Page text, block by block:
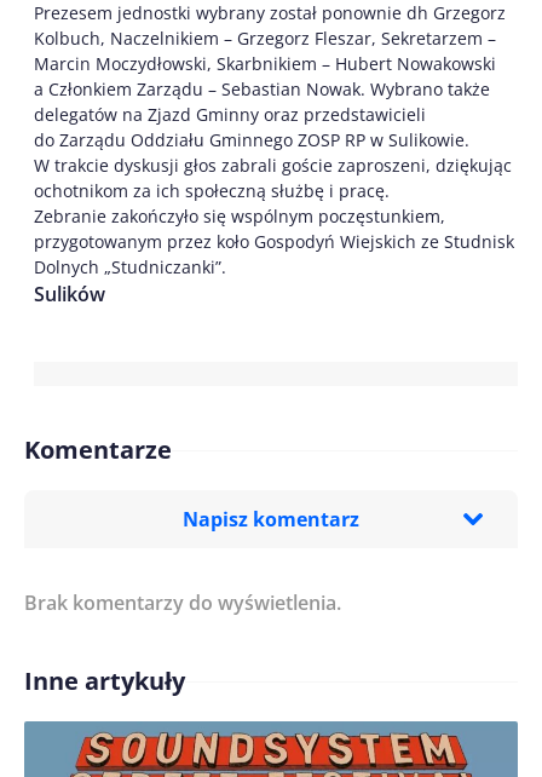
Prezesem jednostki wybrany został ponownie dh Grzegorz
Kolbuch, Naczelnikiem – Grzegorz Fleszar, Sekretarzem –
Marcin Moczydłowski, Skarbnikiem – Hubert Nowakowski
a Członkiem Zarządu – Sebastian Nowak. Wybrano także
delegatów na Zjazd Gminny oraz przedstawicieli
do Zarządu Oddziału Gminnego ZOSP RP w Sulikowie.
W trakcie dyskusji głos zabrali goście zaproszeni, dziękując
ochotnikom za ich społeczną służbę i pracę.
Zebranie zakończyło się wspólnym poczęstunkiem,
przygotowanym przez koło Gospodyń Wiejskich ze Studnisk
Dolnych „Studniczanki”.
Sulików
Komentarze
Napisz komentarz
Treść komentarza*
Imię/ Nick*
Brak komentarzy do wyświetlenia.
Inne artykuły